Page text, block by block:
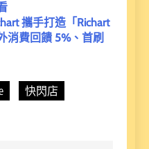
攜手打造「Richart
消費回饋 5%、首刷
快閃店